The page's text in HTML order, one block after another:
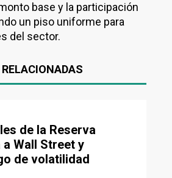
base y la participación
un piso uniforme para
del sector.
de la Reserva
Wall Street y
de volatilidad